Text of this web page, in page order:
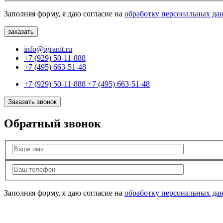
Заполняя форму, я даю согласие на обработку персональных
info@igranit.ru
+7 (929) 50-11-888
+7 (495) 663-51-48
+7 (929) 50-11-888 +7 (495) 663-51-48
Заказать звонок
Обратный звонок
Заполняя форму, я даю согласие на обработку персональных